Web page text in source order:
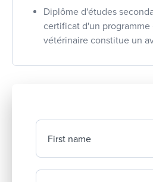
Diplôme d'études
certificat d'un programme
vétérinaire constitue un
First name